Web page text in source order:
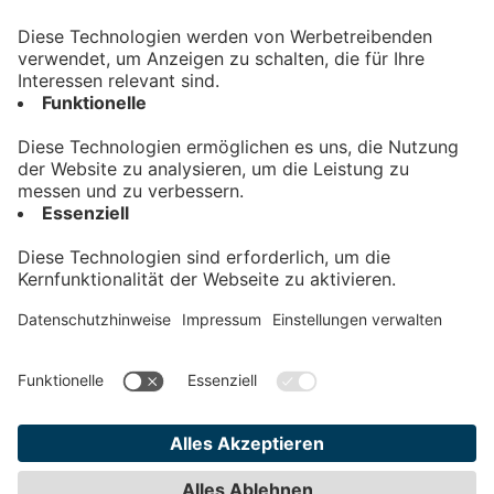
Kontakt
Impressum
Teilnahmebedingungen